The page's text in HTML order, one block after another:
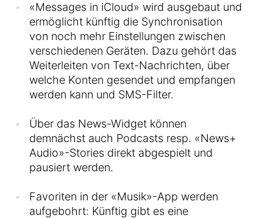
«Messages in iCloud» wird ausgebaut und
ermöglicht künftig die Synchronisation
von noch mehr Einstellungen zwischen
verschiedenen Geräten. Dazu gehört das
Weiterleiten von Text-Nachrichten, über
welche Konten gesendet und empfangen
werden kann und SMS-Filter.
Über das News-Widget können
demnächst auch Podcasts resp. «News+
Audio»-Stories direkt abgespielt und
pausiert werden.
Favoriten in der «Musik»-App werden
aufgebohrt: Künftig gibt es eine